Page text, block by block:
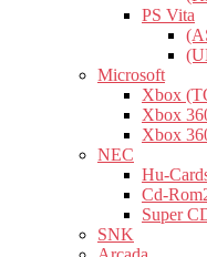
PS Vita
Microsoft
Xbox
Xbox
Xbox
NEC
Hu-
Cd-
Super
SNK